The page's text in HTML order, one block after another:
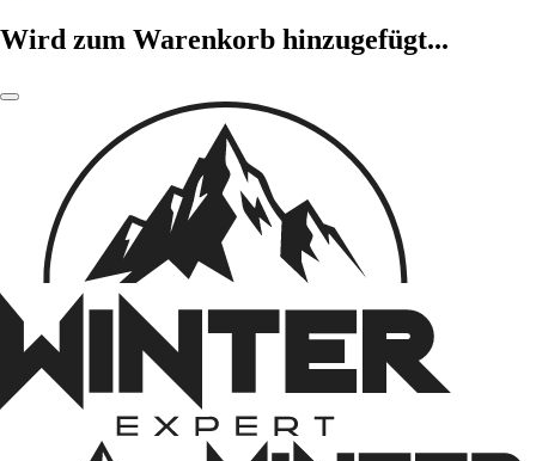
Wird zum Warenkorb hinzugefügt...